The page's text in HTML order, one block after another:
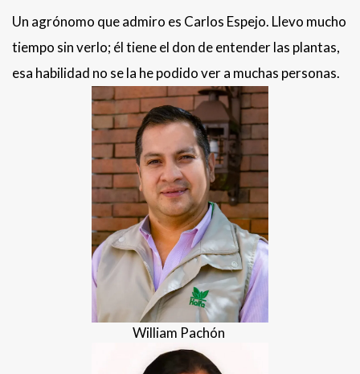
Un agrónomo que admiro es Carlos Espejo. Llevo mucho
tiempo sin verlo; él tiene el don de entender las plantas,
esa habilidad no se la he podido ver a muchas personas.
William Pachón